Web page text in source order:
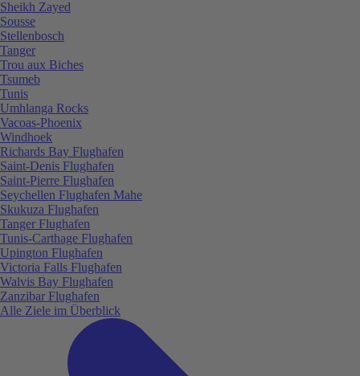
Sheikh Zayed
Sousse
Stellenbosch
Tanger
Trou aux Biches
Tsumeb
Tunis
Umhlanga Rocks
Vacoas-Phoenix
Windhoek
Richards Bay Flughafen
Saint-Denis Flughafen
Saint-Pierre Flughafen
Seychellen Flughafen Mahe
Skukuza Flughafen
Tanger Flughafen
Tunis-Carthage Flughafen
Upington Flughafen
Victoria Falls Flughafen
Walvis Bay Flughafen
Zanzibar Flughafen
Alle Ziele im Überblick